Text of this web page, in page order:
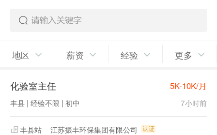
地区 薪资 经验 更多
化验室主任 5K-10K/月
丰县 | 经验不限 | 初中 7小时前
丰县站 江苏振丰环保集团有限公司